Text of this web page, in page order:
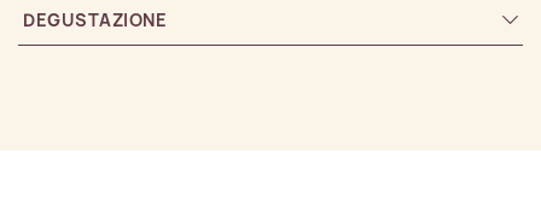
DEGUSTAZIONE